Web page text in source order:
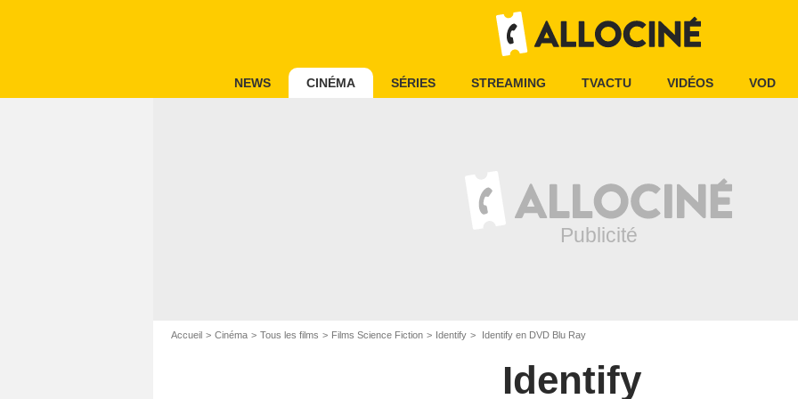
NEWS CINÉMA SÉRIES STREAMING TVACTU VIDÉOS VOD
Accueil Cinéma Tous les films Films Science Fiction Identify Identify en DVD Blu Ray
Identify